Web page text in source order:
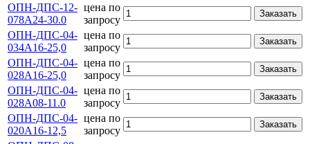
ОПН-ДПС-12-
078А24-30.0
цена по
запросу
Заказать
ОПН-ДПС-04-
034А16-25,0
цена по
запросу
Заказать
ОПН-ДПС-04-
028А16-25,0
цена по
запросу
Заказать
ОПН-ДПС-04-
028А08-11.0
цена по
запросу
Заказать
ОПН-ДПС-04-
020А16-12,5
цена по
запросу
Заказать